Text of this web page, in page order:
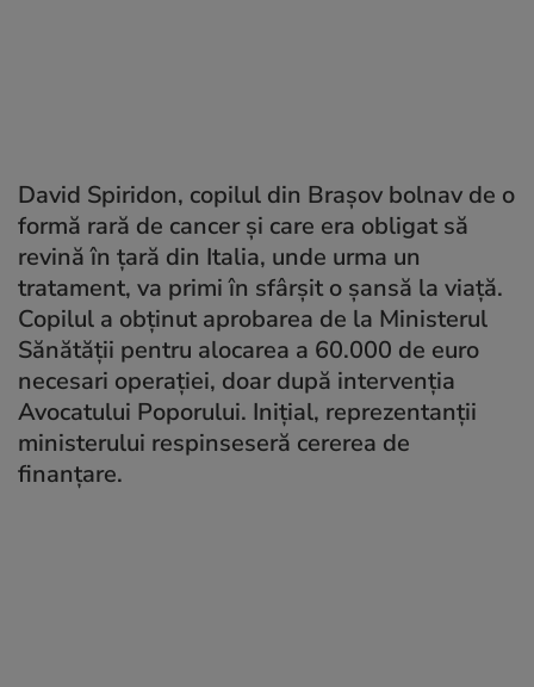
David Spiridon, copilul din Brașov bolnav de o
formă rară de cancer și care era obligat să
revină în țară din Italia, unde urma un
tratament, va primi în sfârșit o șansă la viață.
Copilul a obținut aprobarea de la Ministerul
Sănătății pentru alocarea a 60.000 de euro
necesari operației, doar după intervenția
Avocatului Poporului. Inițial, reprezentanții
ministerului respinseseră cererea de
finanțare.